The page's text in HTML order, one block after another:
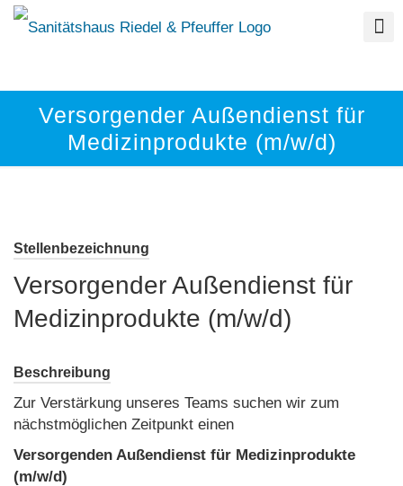
Versorgender Außendienst für
Medizinprodukte (m/w/d)
Stellenbezeichnung
Versorgender Außendienst für
Medizinprodukte (m/w/d)
Beschreibung
Zur Verstärkung unseres Teams suchen wir zum
nächstmöglichen Zeitpunkt einen
Versorgenden Außendienst für Medizinprodukte
(m/w/d)